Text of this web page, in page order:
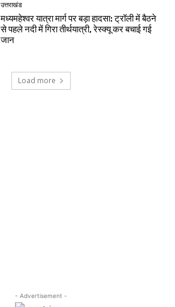
उत्तराखंड
मध्यमहेश्वर यात्रा मार्ग पर बड़ा हादसा: ट्रॉली में बैठने
से पहले नदी में गिरा तीर्थयात्री, रेस्क्यू कर बचाई गई
जान
Load more
- Advertisement -